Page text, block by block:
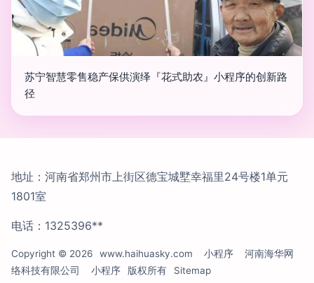
苏宁智慧零售稳产保供演绎『花式助农』小程序的创新路
径
地址：河南省郑州市上街区德宝城墅幸福里24号楼1单元
1801室
电话：1325396**
Copyright © 2026 www.haihuasky.com 小程序
河南海华网
络科技有限公司
小程序 版权所有 Sitemap